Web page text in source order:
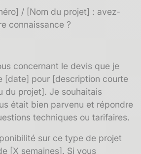
/ [Nom du projet] : avez-
connaissance ?
concernant le devis que je
[date] pour [description courte
du projet]. Je souhaitais
était bien parvenu et répondre
techniques ou tarifaires.
sur ce type de projet
[X semaines]. Si vous